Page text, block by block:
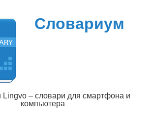
Словариум
Lingvo – словари для смартфона и
компьютера